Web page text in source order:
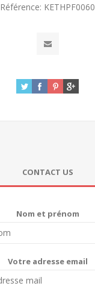
Référence: KETHPF0060
CONTACT US
Nom et prénom
Votre adresse email